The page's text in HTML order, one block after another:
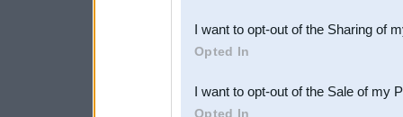
Downstream Participants
third parties.
I want to opt-out of the Sharing of
Opted In
I want to opt-out of the Sale of my
Opted In